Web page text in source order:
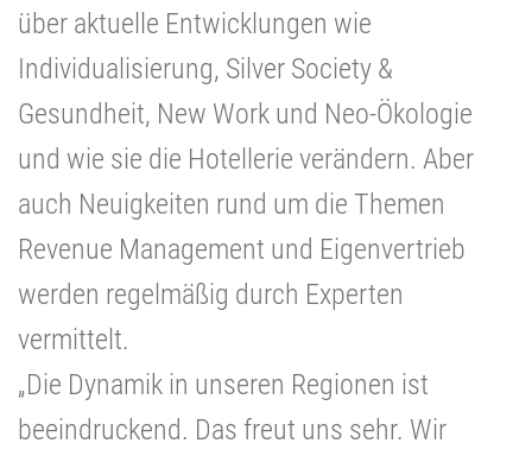
über aktuelle Entwicklungen wie
Individualisierung, Silver Society &
Gesundheit, New Work und Neo-Ökologie
und wie sie die Hotellerie verändern. Aber
auch Neuigkeiten rund um die Themen
Revenue Management und Eigenvertrieb
werden regelmäßig durch Experten
vermittelt.
„Die Dynamik in unseren Regionen ist
beeindruckend. Das freut uns sehr. Wir